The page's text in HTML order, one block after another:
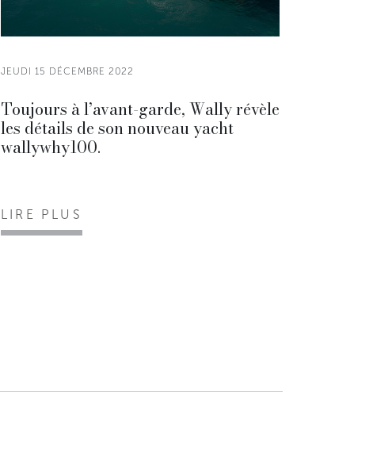
JEUDI 15 DÉCEMBRE 2022
Toujours à l’avant-garde, Wally révèle
les détails de son nouveau yacht
wallywhy100.
LIRE PLUS